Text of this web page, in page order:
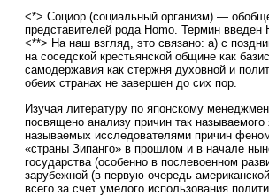
<*> Социор (социальный организм) —
представителей рода Homo. Термин
<**> На наш взгляд, это связано: а) с
на соседской крестьянской общине как
самодержавия как стержня духовной и
обеих странах не завершен до сих пор.
Изучая литературу по японскому
посвящено анализу причин так
называемых исследователями причин
«страны Зипанго» в прошлом и в начале
государства (особенно в послевоенном
зарубежной (в первую очередь
всего за счет умелого использования